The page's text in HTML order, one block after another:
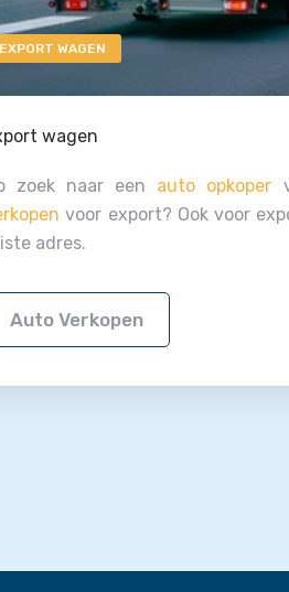
EXPORT WAGEN
wagen
zoek naar een auto opkoper
voor export? Ook voor
adres.
Auto Verkopen